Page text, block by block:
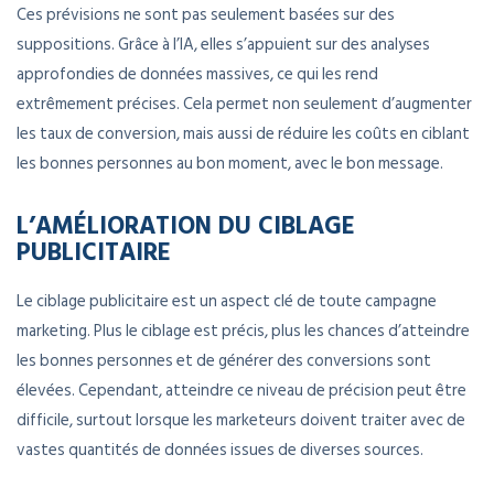
Ces prévisions ne sont pas seulement basées sur des
suppositions. Grâce à l’IA, elles s’appuient sur des analyses
approfondies de données massives, ce qui les rend
extrêmement précises. Cela permet non seulement d’augmenter
les taux de conversion, mais aussi de réduire les coûts en ciblant
les bonnes personnes au bon moment, avec le bon message.
L’AMÉLIORATION DU CIBLAGE
PUBLICITAIRE
Le ciblage publicitaire est un aspect clé de toute campagne
marketing. Plus le ciblage est précis, plus les chances d’atteindre
les bonnes personnes et de générer des conversions sont
élevées. Cependant, atteindre ce niveau de précision peut être
difficile, surtout lorsque les marketeurs doivent traiter avec de
vastes quantités de données issues de diverses sources.